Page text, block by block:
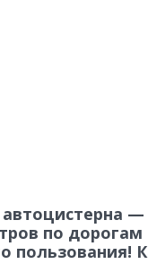
—
по дорогам
пользования!